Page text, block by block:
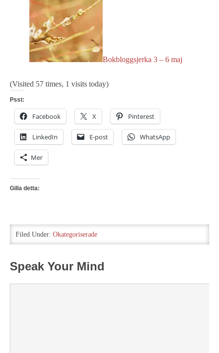
Bokbloggsjerka 3 – 6 maj
(Visited 57 times, 1 visits today)
Psst:
Facebook X Pinterest
LinkedIn E-post WhatsApp
Mer
Gilla detta:
Filed Under: Okategoriserade
Speak Your Mind